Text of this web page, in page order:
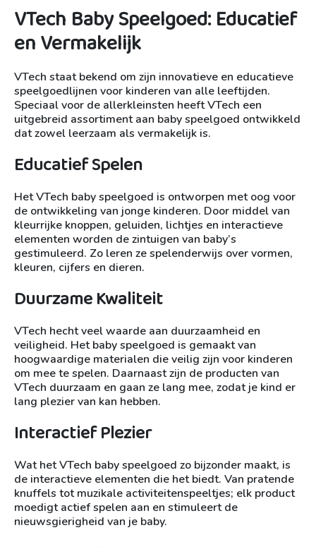
VTech Baby Speelgoed: Educatief
en Vermakelijk
VTech staat bekend om zijn innovatieve en educatieve
speelgoedlijnen voor kinderen van alle leeftijden.
Speciaal voor de allerkleinsten heeft VTech een
uitgebreid assortiment aan baby speelgoed ontwikkeld
dat zowel leerzaam als vermakelijk is.
Educatief Spelen
Het VTech baby speelgoed is ontworpen met oog voor
de ontwikkeling van jonge kinderen. Door middel van
kleurrijke knoppen, geluiden, lichtjes en interactieve
elementen worden de zintuigen van baby’s
gestimuleerd. Zo leren ze spelenderwijs over vormen,
kleuren, cijfers en dieren.
Duurzame Kwaliteit
VTech hecht veel waarde aan duurzaamheid en
veiligheid. Het baby speelgoed is gemaakt van
hoogwaardige materialen die veilig zijn voor kinderen
om mee te spelen. Daarnaast zijn de producten van
VTech duurzaam en gaan ze lang mee, zodat je kind er
lang plezier van kan hebben.
Interactief Plezier
Wat het VTech baby speelgoed zo bijzonder maakt, is
de interactieve elementen die het biedt. Van pratende
knuffels tot muzikale activiteitenspeeltjes; elk product
moedigt actief spelen aan en stimuleert de
nieuwsgierigheid van je baby.